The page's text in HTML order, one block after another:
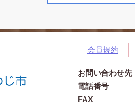
会員規約
お問い合わせ先
電話番号
FAX